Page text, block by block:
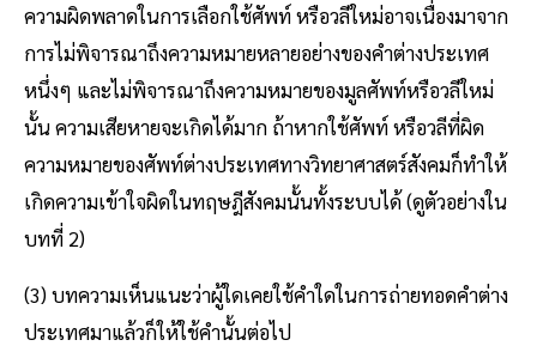
ความผิดพลาดในการเลือกใช้ศัพท์ หรือวลีใหม่อาจเนื่องมาจาก
การไม่พิจารณาถึงความหมายหลายอย่างของคำต่างประเทศ
หนึ่งๆ และไม่พิจารณาถึงความหมายของมูลศัพท์หรือวลีใหม่
นั้น ความเสียหายจะเกิดได้มาก ถ้าหากใช้ศัพท์ หรือวลีที่ผิด
ความหมายของศัพท์ต่างประเทศทางวิทยาศาสตร์สังคมก็ทำให้
เกิดความเข้าใจผิดในทฤษฎีสังคมนั้นทั้งระบบได้ (ดูตัวอย่างใน
บทที่ 2)
(3) บทความเห็นแนะว่าผู้ใดเคยใช้คำใดในการถ่ายทอดคำต่าง
ประเทศมาแล้วก็ให้ใช้คำนั้นต่อไป